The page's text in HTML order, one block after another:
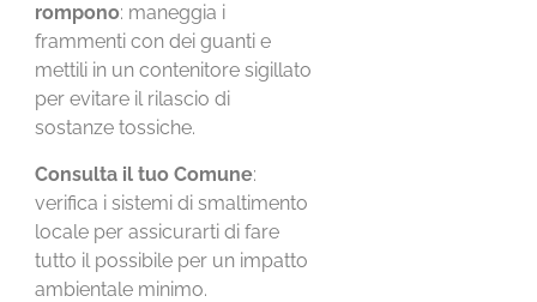
rompono: maneggia i
frammenti con dei guanti e
mettili in un contenitore sigillato
per evitare il rilascio di
sostanze tossiche.
Consulta il tuo Comune:
verifica i sistemi di smaltimento
locale per assicurarti di fare
tutto il possibile per un impatto
ambientale minimo.